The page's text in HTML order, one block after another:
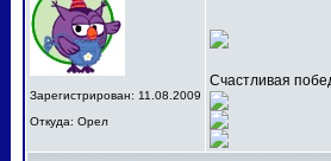
Зарегистрирован: 11.08.2009
Откуда: Орел
Счастливая